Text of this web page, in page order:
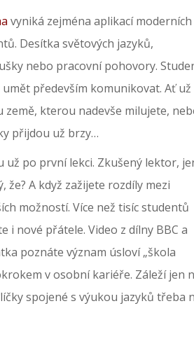
vyniká zejména aplikací moderních
Desítka světových jazyků,
nebo pracovní pohovory.
především komunikovat. Ať už
kterou nadevše milujete,
přijdou už brzy…
po první lekci. Zkušený lektor,
A když zažijete rozdíly mezi
možností. Více než tisíc studentů
i nové přátele. Video z dílny BBC a
poznáte význam úsloví „škola
v osobní kariéře. Záleží jen
spojené s výukou jazyků třeba